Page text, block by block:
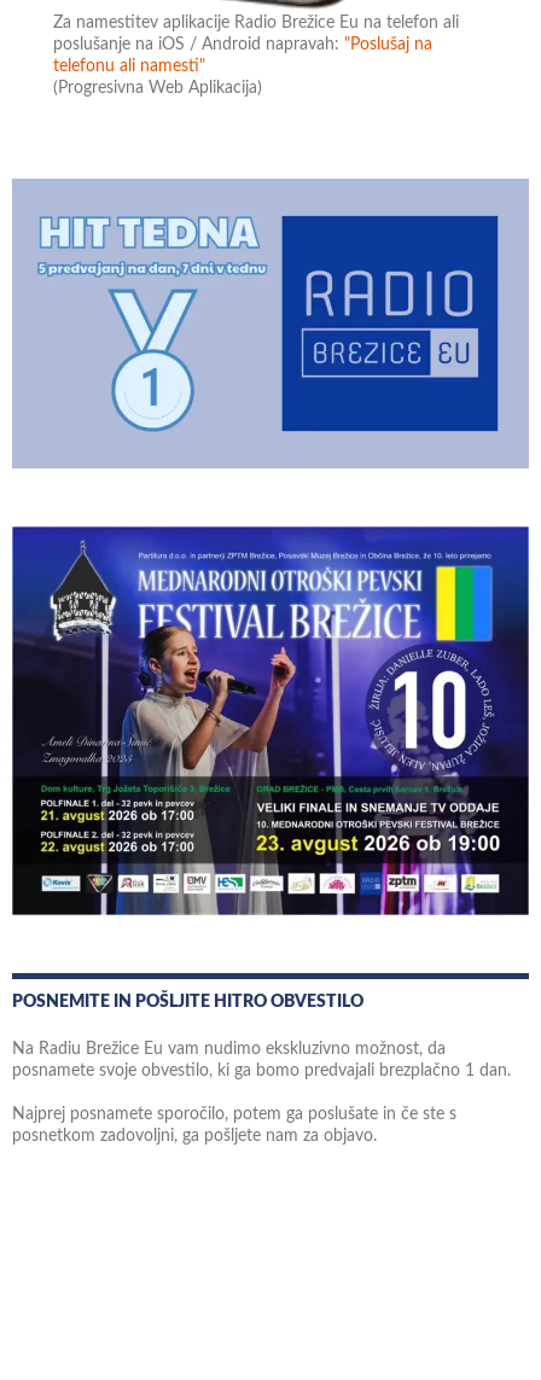
Za namestitev aplikacije Radio Brežice Eu na telefon ali
poslušanje na iOS / Android napravah:"Poslušaj na
telefonu ali namesti"
(Progresivna Web Aplikacija)
POSNEMITE IN POŠLJITE HITRO OBVESTILO
Na Radiu Brežice Eu vam nudimo ekskluzivno možnost, da
posnamete svoje obvestilo, ki ga bomo predvajali brezplačno 1 dan.
Najprej posnamete sporočilo, potem ga poslušate in če ste s
posnetkom zadovoljni, ga pošljete nam za objavo.